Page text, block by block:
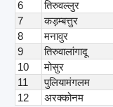
6
तिरुवल्लुर
7
कड़म्बत्तुर
8
मनावुर
9
तिरुवालांगादू
10
मोसुर
11
पुलियामंगलम
12
अरक्कोनम